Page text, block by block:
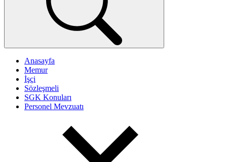
Anasayfa
Memur
İşçi
Sözleşmeli
SGK Konuları
Personel Mevzuatı